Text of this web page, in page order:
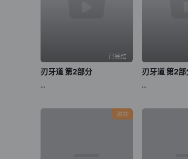
已完结
刃牙道 第2部分
,,,
刃牙道 第2部
,,,
运动